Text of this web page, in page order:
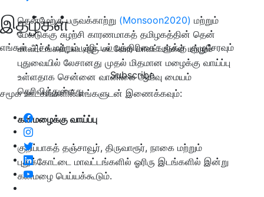
இதழ்கள்
எங்கள் அச்சு மற்றும் டிஜிட்டல் பத்திரிகைகளுக்கு குழுசேரவும்
Subscribe
சமூக ஊடகங்களில் எங்களுடன் இணைக்கவும்:
தென்மேற்கு பருவக்காற்று (Monsoon2020) மற்றும்
மேலடுக்கு சுழற்சி காரணமாகத் தமிழகத்தின் தென்
மாவட்டங்கள், வடக்கு கடலோர மாவட்டங்கள் மற்றும்
புதுவையில் லேசானது முதல் மிதமான மழைக்கு வாய்ப்பு
உள்ளதாக சென்னை வானிலை ஆய்வு மையம்
தெரிவித்துள்ளது.
கனமழைக்கு வாய்ப்பு
குறிப்பாகத் தஞ்சாவூர், திருவாரூர், நாகை மற்றும்
புதுக்கோட்டை மாவட்டங்களில் ஓரிரு இடங்களில் இன்று
கனமழை பெய்யக்கூடும்.